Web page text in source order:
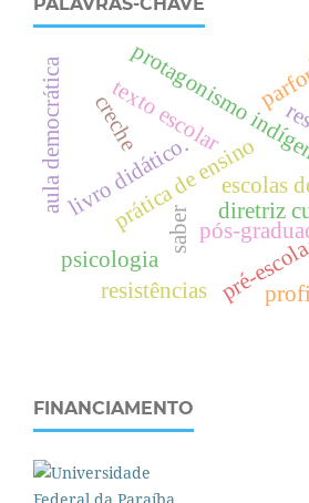
diretriz
prática de ensino
texto escolar
pós-
protagonismo
saber
livro didático. escolas
pré-escola
creche
psicologia
aula democrática
resistências
FINANCIAMENTO